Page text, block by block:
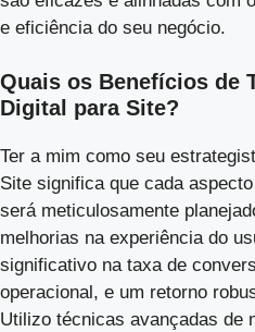
e eficiência do seu negócio.
Quais os Benefícios de
Digital para Site?
Ter a mim como seu
Site significa que cada
será meticulosamente
melhorias na experiência do
significativo na taxa de
operacional, e um retorno
Utilizo técnicas avançadas de